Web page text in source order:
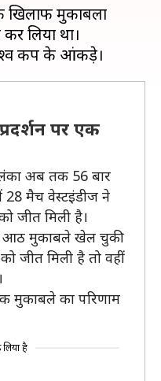
खिलाफ मुकाबला
लिया था।
पर एक
अब तक 56 बार
मैच वेस्टइंडीज ने
जीत मिली है।
आठ मुकाबले खेल चुकी
जीत मिली है तो वहीं
मुकाबले का परिणाम
है